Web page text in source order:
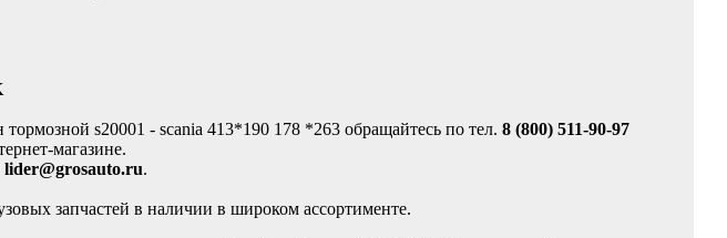
s20001 - scania 413*190 178 *263 обращайтесь по тел. 8 (800) 511-90-97
магазине.
lider@grosauto.ru.
запчастей в наличии в широком ассортименте.